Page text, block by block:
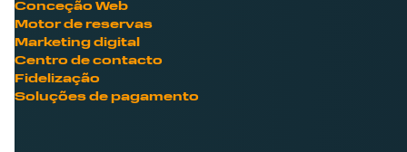
Conceção Web
Motor de reservas
Marketing digital
Centro de contacto
Fidelização
Soluções de pagamento